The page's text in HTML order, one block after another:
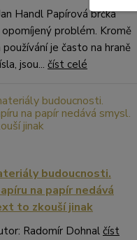
Handl Papírová brčka
problém. Kromě
je často na hraně
jsou... číst celé
budoucnosti.
na papír nedává
to zkouší jinak
Radomír Dohnal číst